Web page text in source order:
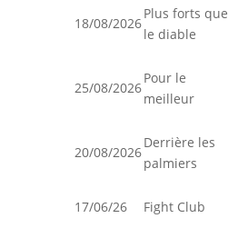
18/08/2026
Plus forts que
le diable
25/08/2026
Pour le
meilleur
20/08/2026
Derrière les
palmiers
17/06/26 Fight Club